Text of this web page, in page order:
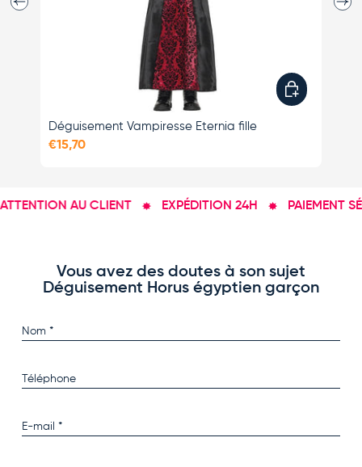
Déguisement Vampiresse Eternia fille
€15,70
Choisir les
AU CLIENT EXPÉDITION 24H PAIEMENT
Vous avez des doutes à son sujet
Déguisement Horus égyptien garçon